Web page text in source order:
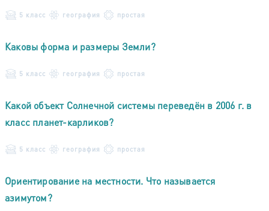
5 класс география простая
Каковы форма и размеры Земли?
5 класс география простая
Какой объект Солнечной системы переведён в 2006 г. в
класс планет-карликов?
5 класс география простая
Ориентирование на местности. Что называется
азимутом?